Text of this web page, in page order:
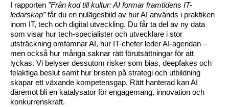
I rapporten ”Från kod till kultur: AI formar framtidens IT-
ledarskap”får du en nulägesbild av hur AI används i praktiken
inom IT, tech och digital utveckling. Du får ta del av ny data
som visar hur tech-specialister och utvecklare i stor
utsträckning omfamnar AI, hur IT-chefer leder AI-agendan –
men också hur många saknar rätt förutsättningar för att
lyckas. Vi belyser dessutom risker som bias, deepfakes och
felaktiga beslut samt hur bristen på strategi och utbildning
skapar ett växande kompetensgap. Rätt hanterad kan AI
däremot bli en katalysator för engagemang, innovation och
konkurrenskraft.